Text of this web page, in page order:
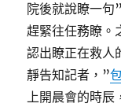
院後就說瞭一句
趕緊往任務瞭。
認出瞭正在救人
靜告知記者，”
上開晨會的時辰